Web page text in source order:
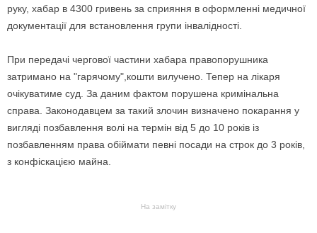
руку, хабар в 4300 гривень за сприяння в оформленні медичної
документації для встановлення групи інвалідності.
При передачі чергової частини хабара правопорушника
затримано на "гарячому",кошти вилучено. Тепер на лікаря
очікуватиме суд. За даним фактом порушена кримінальна
справа. Законодавцем за такий злочин визначено покарання у
вигляді позбавлення волі на термін від 5 до 10 років із
позбавленням права обіймати певні посади на строк до 3 років,
з конфіскацією майна.
На замітку